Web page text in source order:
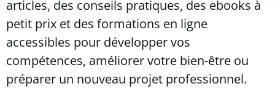
articles, des conseils pratiques, des ebooks à
petit prix et des formations en ligne
accessibles pour développer vos
compétences, améliorer votre bien-être ou
préparer un nouveau projet professionnel.